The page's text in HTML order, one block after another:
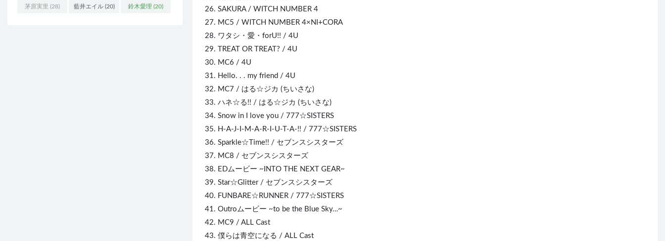
26. SAKURA / WITCH NUMBER 4
27. MC5 / WITCH NUMBER 4×NI+CORA
28. ワタシ・愛・forU!! / 4U
29. TREAT OR TREAT? / 4U
30. MC6 / 4U
31. Hello. . . my friend / 4U
32. MC7 / はる☆ジカ (ちいさな)
33. ハネ☆る!! / はる☆ジカ (ちいさな)
34. Snow in I love you / 777☆SISTERS
35. H-A-J-I-M-A-R-I-U-T-A-!! / 777☆SISTERS
36. Sparkle☆Time!! / セブンスシスターズ
37. MC8 / セブンスシスターズ
38. EDムービー ~INTO THE NEXT GEAR~
39. Star☆Glitter / セブンスシスターズ
40. FUNBARE☆RUNNER / 777☆SISTERS
41. Outroムービー ~to be the Blue Sky…~
42. MC9 / ALL Cast
43. 僕らは青空になる / ALL Cast
会(19)
茅原実里 (28) 藍井エイル(20) 鈴木愛理 (20)